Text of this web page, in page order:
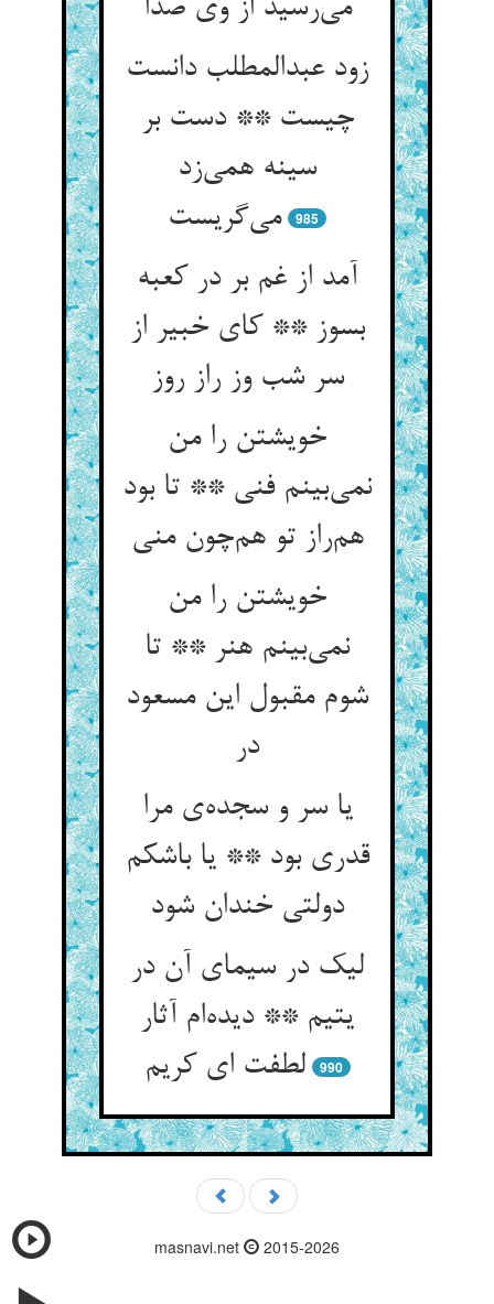
می‌رسید از وی صدا
زود عبدالمطلب دانست
چیست ** دست بر
سینه همی‌زد
می‌گریست
985
آمد از غم بر در کعبه
بسوز ** کای خبیر از
سر شب وز راز روز
خویشتن را من
نمی‌بینم فنی ** تا بود
هم‌راز تو هم‌چون منی
خویشتن را من
نمی‌بینم هنر ** تا
شوم مقبول این مسعود
در
یا سر و سجده‌ی مرا
قدری بود ** یا باشکم
دولتی خندان شود
لیک در سیمای آن در
یتیم ** دیده‌ام آثار
لطفت ای کریم
990
masnavi.net 2015-2026